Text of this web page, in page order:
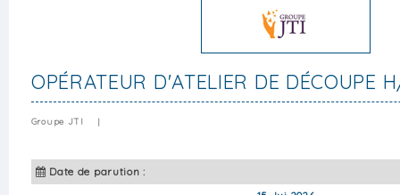
OPÉRATEUR D'ATELIER DE DÉCOUPE
Groupe JTI |
Date de parution :